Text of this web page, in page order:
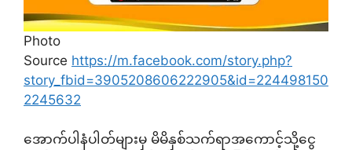
Photo
Source https://m.facebook.com/story.php?
story_fbid=3905208606222905&id=224498150
2245632
အောက်ပါနံပါတ်များမှ မိမိနှစ်သက်ရာအကောင့်သို့ငွေ